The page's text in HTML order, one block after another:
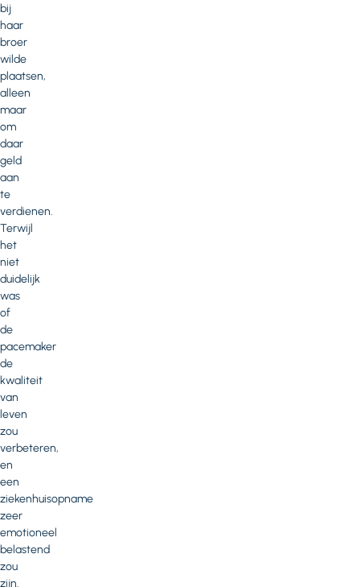
bij
haar
broer
wilde
plaatsen,
alleen
maar
om
daar
geld
aan
te
verdienen.
Terwijl
het
niet
duidelijk
was
of
de
pacemaker
de
kwaliteit
van
leven
zou
verbeteren,
en
een
ziekenhuisopname
zeer
emotioneel
belastend
zou
zijn.